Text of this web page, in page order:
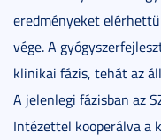
eredményeket
vége. A
klinikai fázis, tehát az
A jelenlegi fázisban az
Intézettel kooperálva a